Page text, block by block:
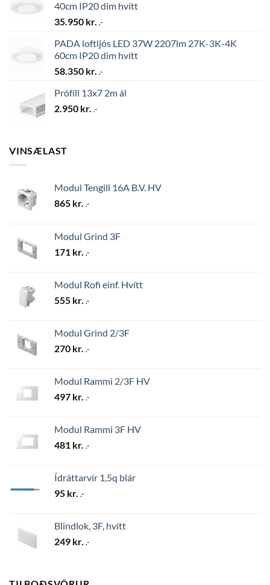
40cm IP20 dim hvítt
35.950 kr. .-
PADA loftljós LED 37W 2207lm 27K-3K-4K
60cm IP20 dim hvítt
58.350 kr. .-
Prófíll 13x7 2m ál
2.950 kr. .-
VINSÆLAST
Modul Tengill 16A B.V. HV
865 kr. .-
Modul Grind 3F
171 kr. .-
Modul Rofi einf. Hvítt
555 kr. .-
Modul Grind 2/3F
270 kr. .-
Modul Rammi 2/3F HV
497 kr. .-
Modul Rammi 3F HV
481 kr. .-
Ídráttarvír 1,5q blár
95 kr. .-
Blindlok, 3F, hvítt
249 kr. .-